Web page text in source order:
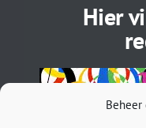
Hier